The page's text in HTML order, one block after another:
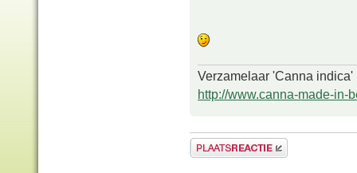
Verzamelaar 'Canna indica'
http://www.canna-made-in-
Plaats een reactie